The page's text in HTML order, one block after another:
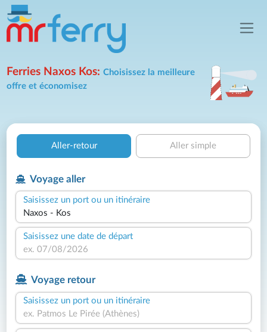
Ferries Naxos Kos:Choisissez la meilleure
offre et économisez
Aller-retour Aller simple
Voyage aller
Saisissez un port ou un itinéraire
Saisissez une date de départ
Voyage retour
Saisissez un port ou un itinéraire